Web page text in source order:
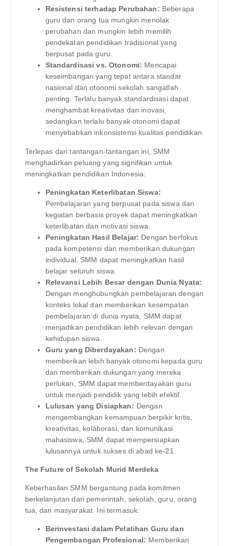
Resistensi terhadap Perubahan: Beberapa
guru dan orang tua mungkin menolak
perubahan dan mungkin lebih memilih
pendekatan pendidikan tradisional yang
berpusat pada guru.
Standardisasi vs. Otonomi: Mencapai
keseimbangan yang tepat antara standar
nasional dan otonomi sekolah sangatlah
penting. Terlalu banyak standardisasi dapat
menghambat kreativitas dan inovasi,
sedangkan terlalu banyak otonomi dapat
menyebabkan inkonsistensi kualitas pendidikan.
Terlepas dari tantangan-tantangan ini, SMM
menghadirkan peluang yang signifikan untuk
meningkatkan pendidikan Indonesia:
Peningkatan Keterlibatan Siswa:
Pembelajaran yang berpusat pada siswa dan
kegiatan berbasis proyek dapat meningkatkan
keterlibatan dan motivasi siswa.
Peningkatan Hasil Belajar: Dengan berfokus
pada kompetensi dan memberikan dukungan
individual, SMM dapat meningkatkan hasil
belajar seluruh siswa.
Relevansi Lebih Besar dengan Dunia Nyata:
Dengan menghubungkan pembelajaran dengan
konteks lokal dan memberikan kesempatan
pembelajaran di dunia nyata, SMM dapat
menjadikan pendidikan lebih relevan dengan
kehidupan siswa.
Guru yang Diberdayakan: Dengan
memberikan lebih banyak otonomi kepada guru
dan memberikan dukungan yang mereka
perlukan, SMM dapat memberdayakan guru
untuk menjadi pendidik yang lebih efektif.
Lulusan yang Disiapkan: Dengan
mengembangkan kemampuan berpikir kritis,
kreativitas, kolaborasi, dan komunikasi
mahasiswa, SMM dapat mempersiapkan
lulusannya untuk sukses di abad ke-21.
The Future of Sekolah Murid Merdeka
Keberhasilan SMM bergantung pada komitmen
berkelanjutan dari pemerintah, sekolah, guru, orang
tua, dan masyarakat. Ini termasuk:
Berinvestasi dalam Pelatihan Guru dan
Pengembangan Profesional: Memberikan